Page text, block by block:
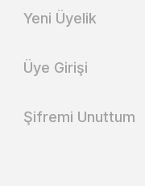
Yeni Üyelik
Üye Girişi
Şifremi Unuttum